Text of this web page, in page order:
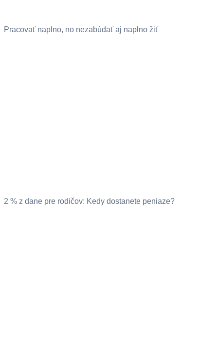
Pracovať naplno, no nezabúdať aj naplno žiť
2 % z dane pre rodičov: Kedy dostanete peniaze?